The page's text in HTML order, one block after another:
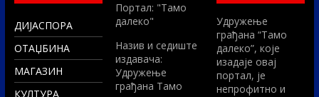
ДИЈАСПОРА
ОТАЏБИНА
МАГАЗИН
КУЛТУРА
Портал: "Тамо
далеко"
Назив и седиште
издавача:
Удружење
грађана Тамо
Удружење
грађана “Тамо
далеко”, које
изадаје овај
портал, је
непрофитно и